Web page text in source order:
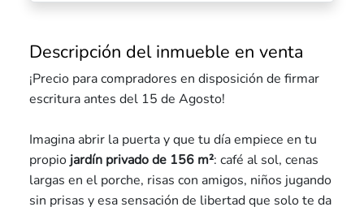
Descripción del inmueble en venta
¡Precio para compradores en disposición de firmar
escritura antes del 15 de Agosto!
Imagina abrir la puerta y que tu día empiece en tu
propio jardín privado de 156 m²: café al sol, cenas
largas en el porche, risas con amigos, niños jugando
sin prisas y esa sensación de libertad que solo te da